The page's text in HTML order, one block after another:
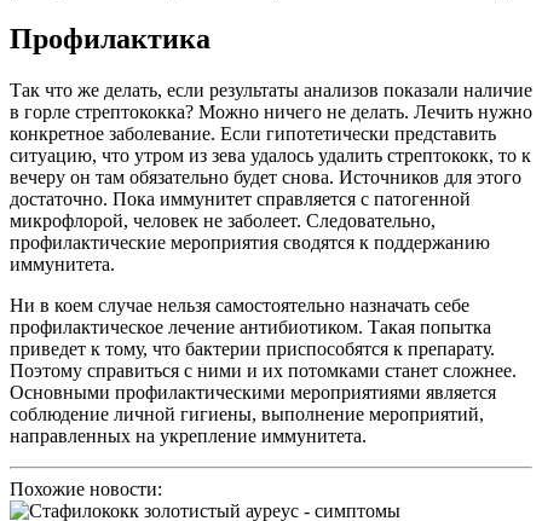
Профилактика
Так что же делать, если результаты анализов показали наличие
в горле стрептококка? Можно ничего не делать. Лечить нужно
конкретное заболевание. Если гипотетически представить
ситуацию, что утром из зева удалось удалить стрептококк, то к
вечеру он там обязательно будет снова. Источников для этого
достаточно. Пока иммунитет справляется с патогенной
микрофлорой, человек не заболеет. Следовательно,
профилактические мероприятия сводятся к поддержанию
иммунитета.
Ни в коем случае нельзя самостоятельно назначать себе
профилактическое лечение антибиотиком. Такая попытка
приведет к тому, что бактерии приспособятся к препарату.
Поэтому справиться с ними и их потомками станет сложнее.
Основными профилактическими мероприятиями является
соблюдение личной гигиены, выполнение мероприятий,
направленных на укрепление иммунитета.
Похожие новости: